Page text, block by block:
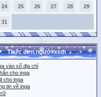
24 25 26 27 28 29
31
Thực đơn người xem
vào sổ địa chỉ
cho inga
cho inga
tin về inga